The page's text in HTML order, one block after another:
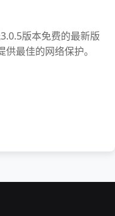
版本免费的最新版
最佳的网络保护。